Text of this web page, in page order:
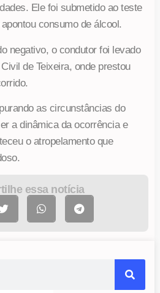
Ele foi submetido ao teste
consumo de álcool.
negativo, o condutor foi levado
de Teixeira, onde prestou
as circunstâncias do
a dinâmica da ocorrência e
o atropelamento que
essa notícia